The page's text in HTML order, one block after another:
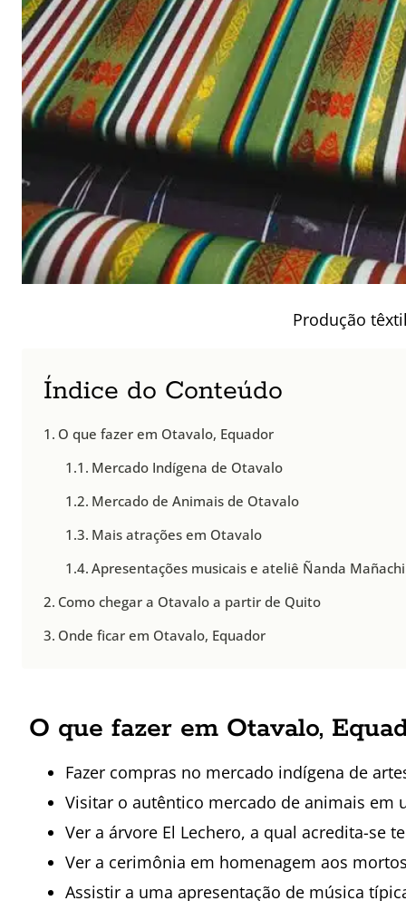
Produção
Índice do Conteúdo
O que fazer em Otavalo, Equador
Mercado Indígena de Otavalo
Mercado de Animais de Otavalo
Mais atrações em Otavalo
Apresentações musicais e ateliê Ñanda Mañachi
Como chegar a Otavalo a partir de Quito
Onde ficar em Otavalo, Equador
O que fazer em Otavalo,
Fazer compras no mercado indígena de
Visitar o autêntico mercado de animais em
Ver a árvore El Lechero, a qual acredita-se
Ver a cerimônia em homenagem aos
Assistir a uma apresentação de música